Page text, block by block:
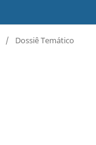
/ Dossiê Temático